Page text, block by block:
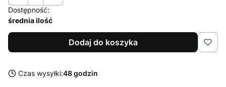
Dostępność:
średnia ilość
Dodaj do koszyka
Czas wysyłki:48 godzin